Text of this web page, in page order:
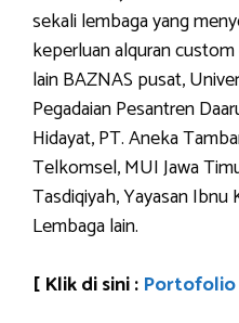
sekali lembaga yang
keperluan alquran
lain BAZNAS pusat,
Pegadaian Pesantren
Hidayat, PT. Aneka
Telkomsel, MUI Jawa
Tasdiqiyah, Yayasan
Lembaga lain.
[ Klik di sini : Portofolio